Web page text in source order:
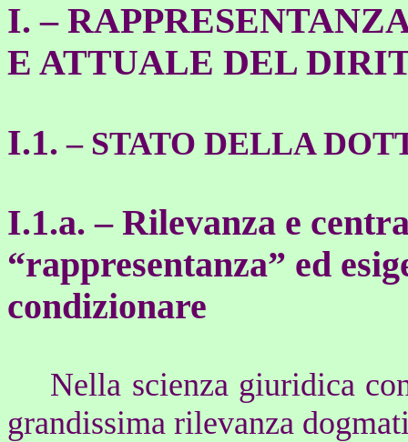
I. –
E ATTUALE DEL
I.1. – STATO DELLA
I.1.a. – Rilevanza e
“rappresentanza” ed
condizionare
Nella scienza giuridica
grandissima rilevanza